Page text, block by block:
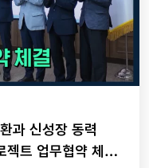
과 신성장 동력
트 업무협약 체결